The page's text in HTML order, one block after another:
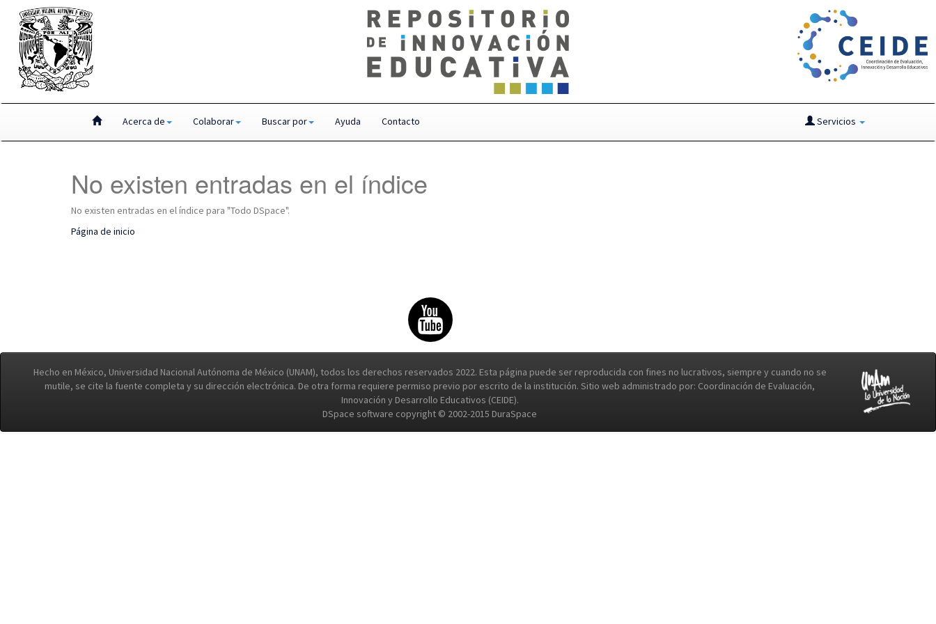
Acerca de Colaborar Buscar por Ayuda Contacto Servicios
No existen entradas en el índice
No existen entradas en el índice para "Todo DSpace".
Página de inicio
Hecho en México, Universidad Nacional Autónoma de México (UNAM), todos los derechos reservados 2022. Esta página puede ser reproducida con fines no lucrativos, siempre y cuando no se
mutile, se cite la fuente completa y su dirección electrónica. De otra forma requiere permiso previo por escrito de la institución. Sitio web administrado por: Coordinación de Evaluación,
Innovación y Desarrollo Educativos (CEIDE).
DSpace software copyright © 2002-2015 DuraSpace